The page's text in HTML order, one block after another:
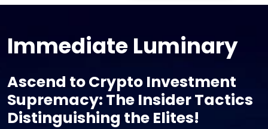
Immediate Luminary
Ascend to Crypto Investment
Supremacy: The Insider Tactics
Distinguishing the Elites!